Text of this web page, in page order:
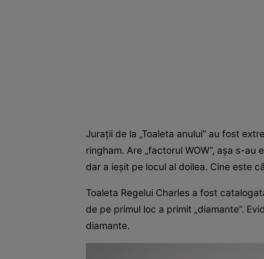
Jurații de la „Toaleta anului” au fost
ringham. Are „factorul WOW”, așa s-
dar a ieșit pe locul al doilea. Cine este
Toaleta Regelui Charles a fost
de pe primul loc a primit „diamante”.
diamante.